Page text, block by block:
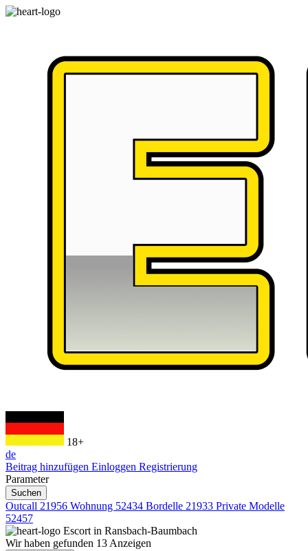
18+
de
Beitrag hinzufügen Einloggen Registrierung
Parameter
Suchen
Outcall 21956 Wohnung 52434 Bordelle 21933 Private Modelle
52457
Escort in Ransbach-Baumbach
Wir haben gefunden 13 Anzeigen